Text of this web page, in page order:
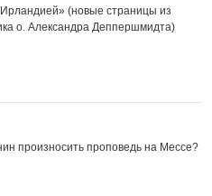
(новые страницы из
о. Александра Деппершмидта)
произносить проповедь на Мессе?